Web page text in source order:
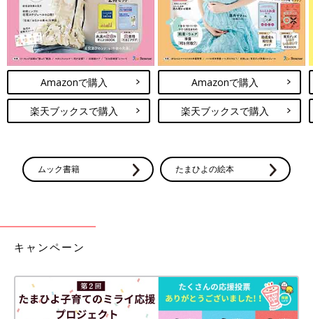
Amazonで購入
楽天ブックスで購入
Amazonで購入
楽天ブックスで購入
ムック書籍 たまひよの絵本
キャンペーン